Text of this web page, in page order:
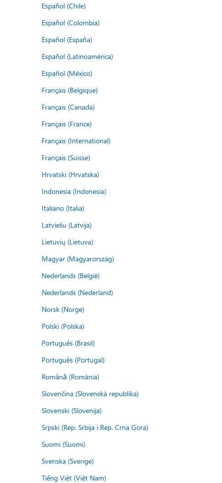
Español (Chile)
Español (Colombia)
Español (España)
Español (Latinoamérica)
Español (México)
Français (Belgique)
Français (Canada)
Français (France)
Français (International)
Français (Suisse)
Hrvatski (Hrvatska)
Indonesia (Indonesia)
Italiano (Italia)
Latviešu (Latvija)
Lietuvių (Lietuva)
Magyar (Magyarország)
Nederlands (België)
Nederlands (Nederland)
Norsk (Norge)
Polski (Polska)
Português (Brasil)
Português (Portugal)
Română (România)
Slovenčina (Slovenská republika)
Slovenski (Slovenija)
Srpski (Rep. Srbija i Rep. Crna Gora)
Suomi (Suomi)
Svenska (Sverige)
Tiếng Việt (Việt Nam)